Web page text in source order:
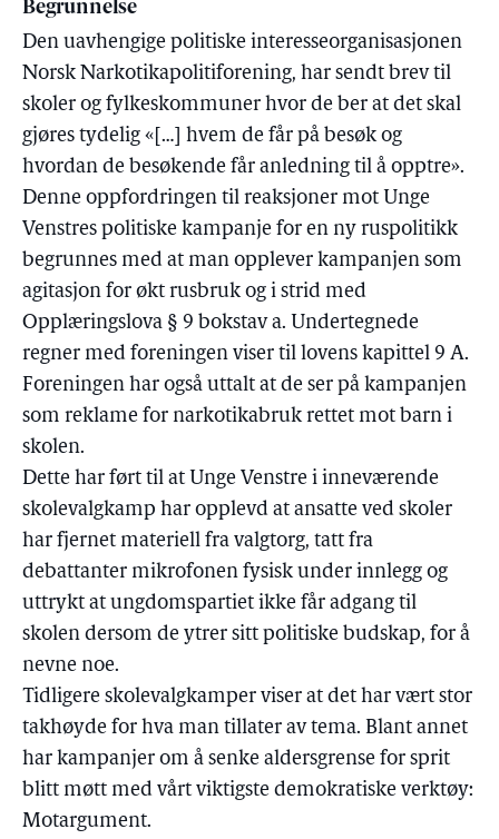
Begrunnelse
Den uavhengige politiske interesseorganisasjonen
Norsk Narkotikapolitiforening, har sendt brev til
skoler og fylkeskommuner hvor de ber at det skal
gjøres tydelig «[…] hvem de får på besøk og
hvordan de besøkende får anledning til å opptre».
Denne oppfordringen til reaksjoner mot Unge
Venstres politiske kampanje for en ny ruspolitikk
begrunnes med at man opplever kampanjen som
agitasjon for økt rusbruk og i strid med
Opplæringslova § 9 bokstav a. Undertegnede
regner med foreningen viser til lovens kapittel 9 A.
Foreningen har også uttalt at de ser på kampanjen
som reklame for narkotikabruk rettet mot barn i
skolen.
Dette har ført til at Unge Venstre i inneværende
skolevalgkamp har opplevd at ansatte ved skoler
har fjernet materiell fra valgtorg, tatt fra
debattanter mikrofonen fysisk under innlegg og
uttrykt at ungdomspartiet ikke får adgang til
skolen dersom de ytrer sitt politiske budskap, for å
nevne noe.
Tidligere skolevalgkamper viser at det har vært stor
takhøyde for hva man tillater av tema. Blant annet
har kampanjer om å senke aldersgrense for sprit
blitt møtt med vårt viktigste demokratiske verktøy:
Motargument.